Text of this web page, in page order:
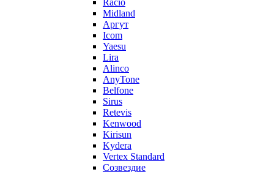
Racio
Midland
Аргут
Icom
Yaesu
Lira
Alinco
AnyTone
Belfone
Sirus
Retevis
Kenwood
Kirisun
Kydera
Vertex Standard
Созвездие